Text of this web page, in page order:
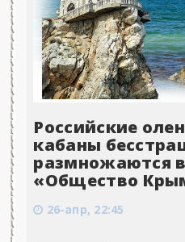
Российские
кабаны
размножаются
«Общество
26-апр, 22:45